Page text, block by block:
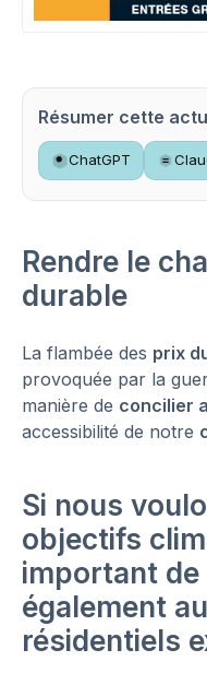
Résumer cette
ChatGPT
Rendre le
durable
La flambée des prix
provoquée par la
manière de concilier
accessibilité de notre
Si nous
objectifs
important
également
résidentiels